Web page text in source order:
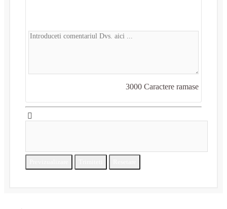
3000 Caractere ramase